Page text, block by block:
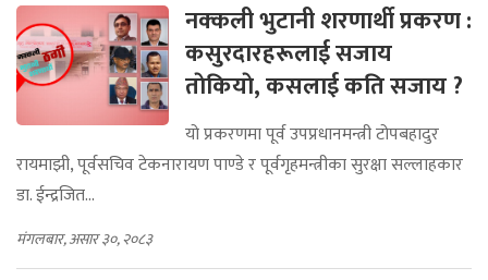
नक्कली भुटानी शरणार्थी प्रकरण :
कसुरदारहरूलाई सजाय
ताेकियाे, कसलाई कति सजाय ?
यो प्रकरणमा पूर्व उपप्रधानमन्त्री टोपबहादुर
रायमाझी, पूर्वसचिव टेकनारायण पाण्डे र पूर्वगृहमन्त्रीका सुरक्षा सल्लाहकार
डा. ईन्द्रजित...
मंगलबार, असार ३०, २०८३